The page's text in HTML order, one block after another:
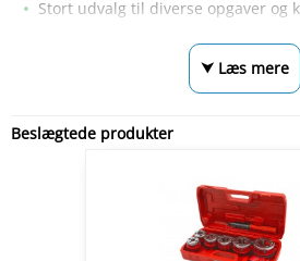
Stort udvalg til diverse opgaver og
⮟ Læs mere
Beslægtede produkter